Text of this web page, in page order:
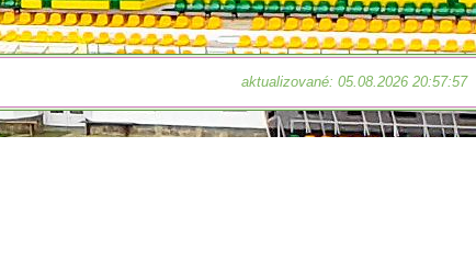
aktualizované: 05.08.2026 20:57:57